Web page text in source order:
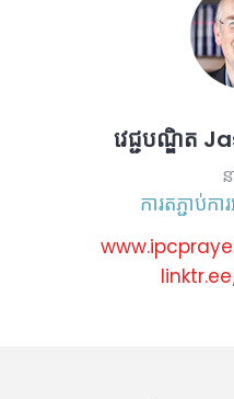
វេជ្ជបណ្ឌិត
ការតភ្ជាប់ក